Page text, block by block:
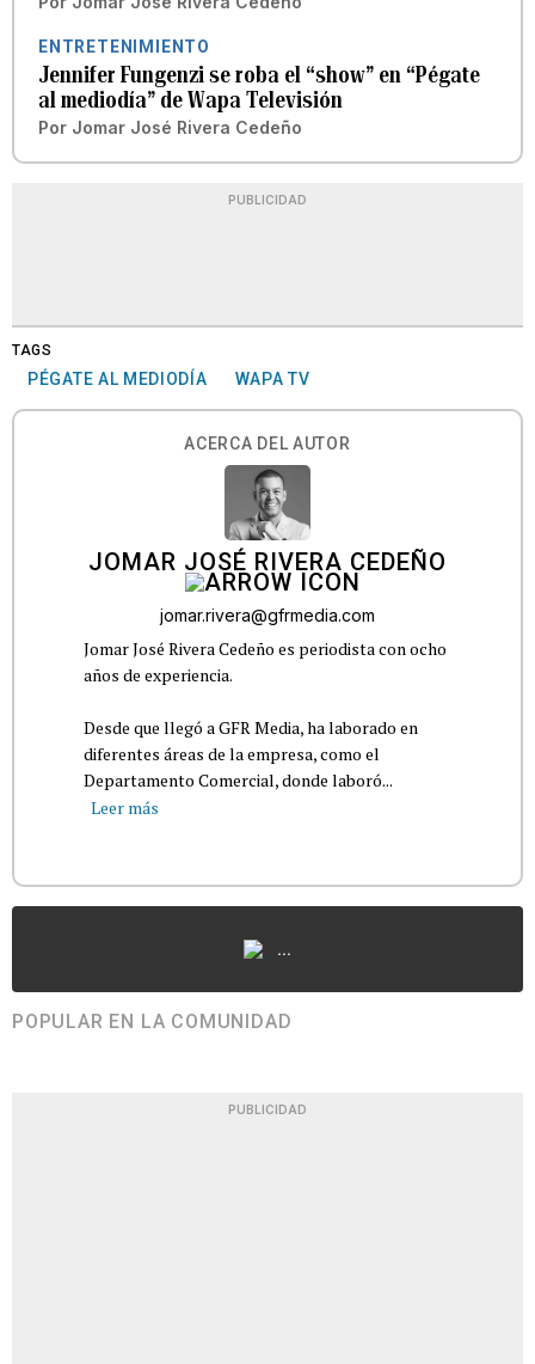
ENTRETENIMIENTO
Jennifer Fungenzi se roba el “show” en “Pégate
al mediodía” de Wapa Televisión
Por Jomar José Rivera Cedeño
PUBLICIDAD
TAGS
PÉGATE AL MEDIODÍA WAPA TV
ACERCA DEL AUTOR
JOMAR JOSÉ RIVERA CEDEÑO
jomar.rivera@gfrmedia.com
Jomar José Rivera Cedeño es periodista con ocho
años de experiencia.
Desde que llegó a GFR Media, ha laborado en
diferentes áreas de la empresa, como el
Departamento Comercial, donde laboró...
Leer más
...
POPULAR EN LA COMUNIDAD
PUBLICIDAD